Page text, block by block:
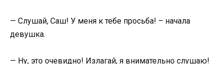
— Слушай, Саш! У меня к тебе просьба! – начала
девушка.
— Ну, это очевидно! Излагай, я внимательно слушаю!